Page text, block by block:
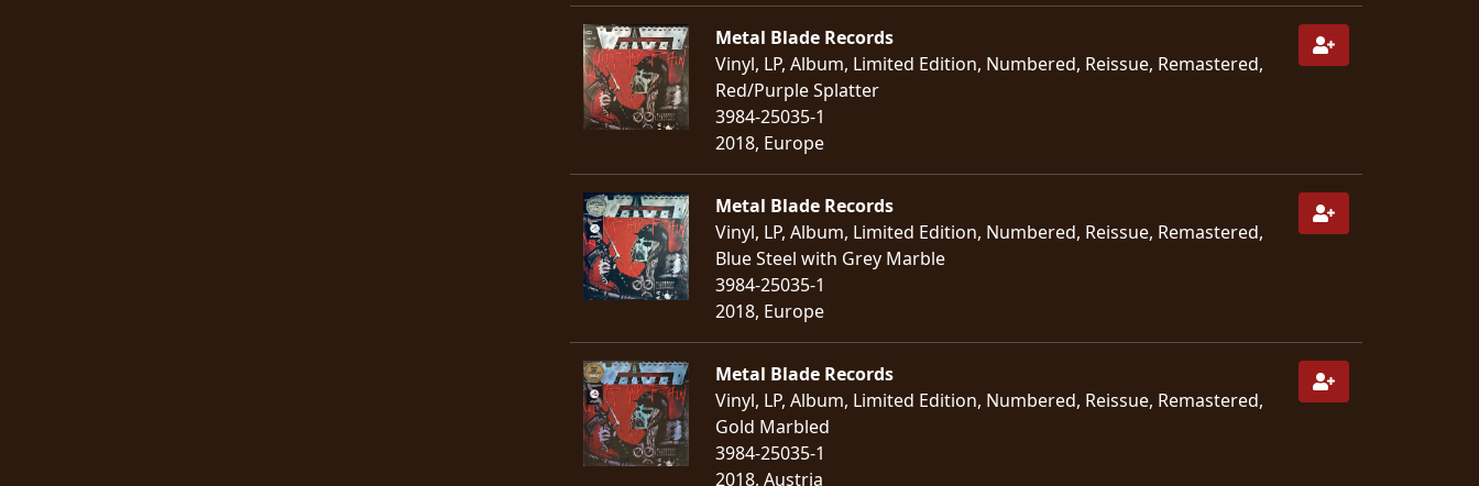
Metal Blade Records
Vinyl, LP, Album, Limited Edition, Numbered, Reissue, Remastered,
Red/Purple Splatter
3984-25035-1
2018, Europe
Metal Blade Records
Vinyl, LP, Album, Limited Edition, Numbered, Reissue, Remastered,
Blue Steel with Grey Marble
3984-25035-1
2018, Europe
Metal Blade Records
Vinyl, LP, Album, Limited Edition, Numbered, Reissue, Remastered,
Gold Marbled
3984-25035-1
2018, Austria